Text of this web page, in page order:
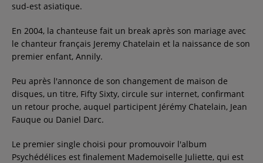
sud-est asiatique.
En 2004, la chanteuse fait un break après son mariage avec
le chanteur français Jeremy Chatelain et la naissance de son
premier enfant, Annily.
Peu après l'annonce de son changement de maison de
disques, un titre, Fifty Sixty, circule sur internet, confirmant
un retour proche, auquel participent Jérémy Chatelain, Jean
Fauque ou Daniel Darc.
Le premier single choisi pour promouvoir l'album
Psychédélices est finalement Mademoiselle Juliette, qui est